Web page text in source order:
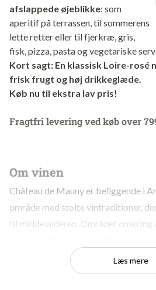
afslappede øjeblikke: som
aperitif på terrassen, til sommerens
lette retter eller til fjerkræ, gris,
fisk, pizza, pasta og vegetariske
Kort sagt: En klassisk Loire-rosé
frisk frugt og høj drikkeglæde.
Køb nu til ekstra lav pris!
Fragtfri levering ved køb over
Om vinen
Château de Mauny er beliggende i
område med stolte vintraditioner,
til middelalderen. Området omkring
med skifer, kalk og ler, hvilket
for friske, aromatiske og
Læs mere